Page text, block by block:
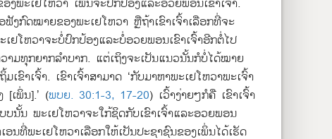
ຟັງ​ກົດໝາຍ​ຂອງ​ພະ​ເຢໂຫວາ ຫຼື​ຖ້າ​ເຂົາເຈົ້າ​ເລືອກ​ທີ່​ຈະ​
ຢໂຫວາ​ຈະ​ບໍ່​ປົກປ້ອງ​ແລະ​ບໍ່​ອວຍພອນ​ເຂົາເຈົ້າ​ອີກ​ຕໍ່​ໄປ
ວາມ​ທຸກຍາກ​ລຳບາກ. ແຕ່​ເຖິງ​ຈະ​ເປັນ​ແນວ​ນັ້ນ​ກໍ​ບໍ່​ໄດ້​ໝາຍ​
ເຂົາເຈົ້າ. ເຂົາເຈົ້າ​ສາມາດ ‘ກັບ​ມາ​ຫາ​ພະ​ເຢໂຫວາ​ພະເຈົ້າ​
[ເພິ່ນ].’ (ພບຍ. 30:1-3, 17-20) ເວົ້າ​ງ່າຍໆ​ກໍ​ຄື ເຂົາເຈົ້າ​
ບ​ນັ້ນ ພະ​ເຢໂຫວາ​ຈະ​ໃກ້ຊິດ​ກັບ​ເຂົາເຈົ້າ​ແລະ​ອວຍພອນ​
ອນ​ທີ່​ພະ​ເຢໂຫວາ​ເລືອກ​ໃຫ້​ເປັນ​ປະຊາຊົນ​ຂອງ​ເພິ່ນ​ໄດ້​ເຮັດ​